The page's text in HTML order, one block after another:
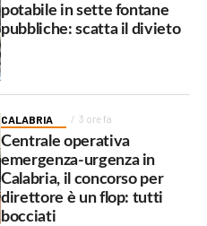
potabile in sette fontane
pubbliche: scatta il divieto
CALABRIA 3 ore fa
Centrale operativa
emergenza-urgenza in
Calabria, il concorso per
direttore è un flop: tutti
bocciati